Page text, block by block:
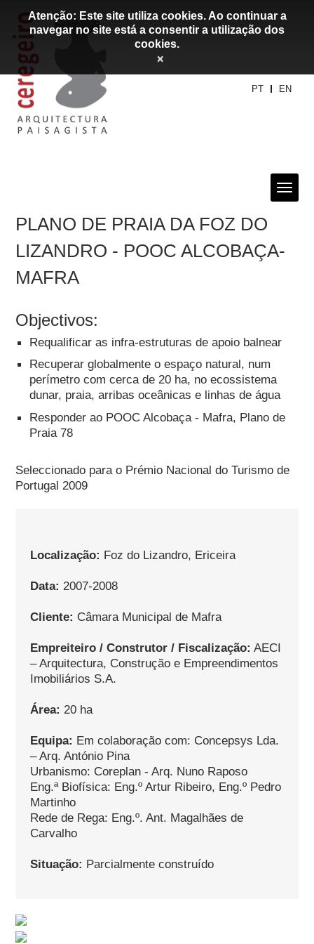
PT EN
PLANO DE PRAIA DA FOZ DO
LIZANDRO - POOC ALCOBAÇA-
MAFRA
Objectivos:
Requalificar as infra-estruturas de apoio balnear
Recuperar globalmente o espaço natural, num
perímetro com cerca de 20 ha, no ecossistema
dunar, praia, arribas oceânicas e linhas de água
Responder ao POOC Alcobaça - Mafra, Plano de
Praia 78
Seleccionado para o Prémio Nacional do Turismo de
Portugal 2009
Localização: Foz do Lizandro, Ericeira
Data: 2007-2008
Cliente: Câmara Municipal de Mafra
Empreiteiro / Construtor / Fiscalização: AECI
– Arquitectura, Construção e Empreendimentos
Imobiliários S.A.
Área: 20 ha
Equipa: Em colaboração com: Concepsys Lda.
– Arq. António Pina
Urbanismo: Coreplan - Arq. Nuno Raposo
Eng.ª Biofísica: Eng.º Artur Ribeiro, Eng.º Pedro
Martinho
Rede de Rega: Eng.º. Ant. Magalhães de
Carvalho
Situação: Parcialmente construído
Atenção: Este site utiliza cookies. Ao continuar a
navegar no site está a consentir a utilização dos
cookies.
×